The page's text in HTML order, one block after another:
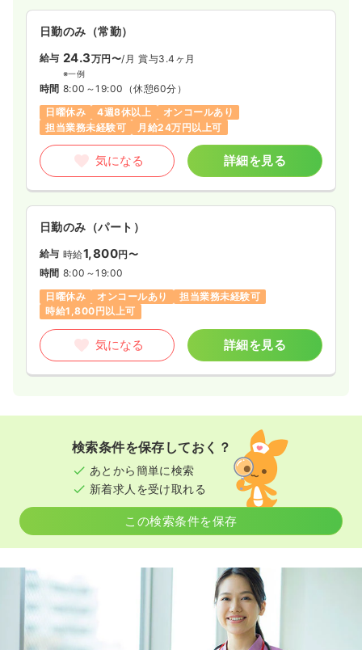
時間 8:30～17:30
4週8休以上
オンコールあり
気になる
外来正看護師
日勤のみ（常勤） 一時募集休止
給与 23.6万円/月 賞与3.7ヶ月
時間 8:30～17:30
4週8休以上
ブランク可
気になる 詳細を見る
日勤のみ（常勤）
給与 24.3万円〜/月 賞与3.4ヶ月
※一例
時間 8:00～19:00 （休憩60分）
日曜休み
4週8休以上
オンコールあり
担当業務未経験可
月給24万円以上可
気になる 詳細を見る
日勤のみ（パート）
給与 時給1,800円〜
時間 8:00～19:00
日曜休み
オンコールあり
担当業務未経験可
時給1,800円以上可
気になる 詳細を見る
検索条件を保存しておく？
あとから簡単に検索
新着求人を受け取れる
この検索条件を保存